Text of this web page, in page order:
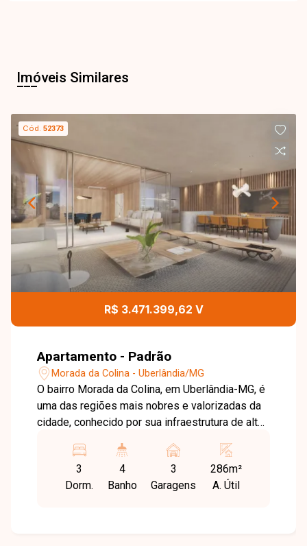
Imóveis Similares
Cód.52373
R$ 3.471.399,62 V
Apartamento - Padrão
Morada da Colina - Uberlândia/MG
O bairro Morada da Colina, em Uberlândia-MG, é
uma das regiões mais nobres e valorizadas da
cidade, conhecido por sua infraestrutura de alto
Com fácil acesso aos principais centros
comerciais, serviços e áreas de lazer, o bairro
proporciona exclusividade, conforto e excelente
3
Dorm.
4
Banho
3
Garagens
286m²
A. Útil